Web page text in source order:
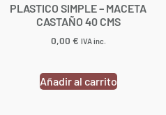
PLASTICO SIMPLE – MACETA
CASTAÑO 40 CMS
0,00 € IVA inc.
Añadir al carrito